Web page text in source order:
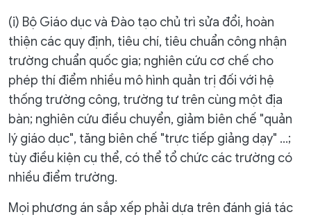
(i) Bộ Giáo dục và Đào tạo chủ trì sửa đổi, hoàn
thiện các quy định, tiêu chí, tiêu chuẩn công nhận
trường chuẩn quốc gia; nghiên cứu cơ chế cho
phép thí điểm nhiều mô hình quản trị đối với hệ
thống trường công, trường tư trên cùng một địa
bàn; nghiên cứu điều chuyển, giảm biên chế "quản
lý giáo dục", tăng biên chế "trực tiếp giảng dạy" ...;
tùy điều kiện cụ thể, có thể tổ chức các trường có
nhiều điểm trường.
Mọi phương án sắp xếp phải dựa trên đánh giá tác